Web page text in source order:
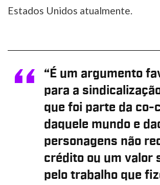
Estados Unidos atualmente.
“É um argumento
para a
que foi parte da co-
daquele mundo e
personagens não
crédito ou um valor
pelo trabalho que